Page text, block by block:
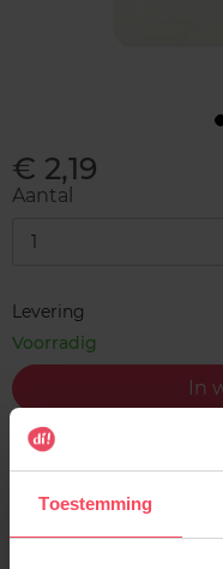
Toestemming
€ 2,19
Aantal
1
Levering
Voorradig
In
Gratis retour in je
Verzending binnen